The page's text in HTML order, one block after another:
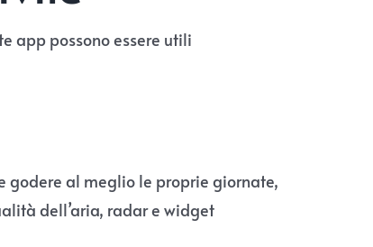
app possono essere utili
godere al meglio le proprie giornate,
dell’aria, radar e widget